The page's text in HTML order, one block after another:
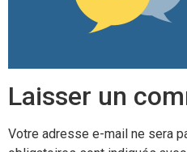
Laisser un
Votre adresse e-mail ne sera